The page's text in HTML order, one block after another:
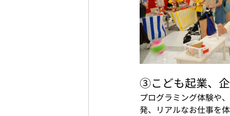
③こども起業、
プログラミング体験や
発、リアルなお仕事を